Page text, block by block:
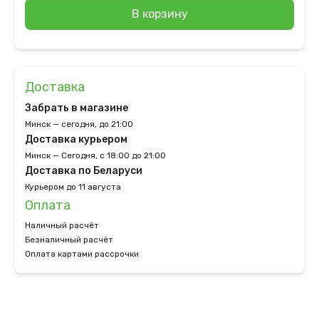
В корзину
Доставка
Забрать в магазине
Минск — сегодня, до 21:00
Доставка курьером
Минск — Сегодня, с 18:00 до 21:00
Доставка по Беларуси
Курьером до 11 августа
Оплата
Наличный расчёт
Безналичный расчёт
Оплата картами рассрочки